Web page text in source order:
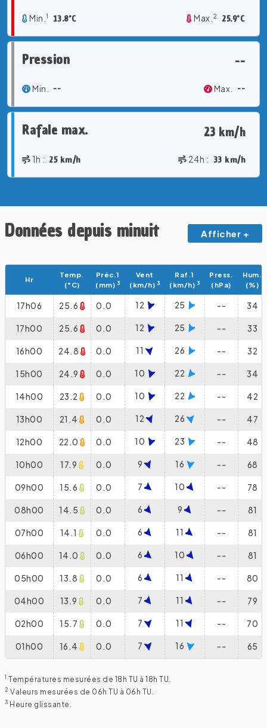
Min. 1 13.8°C Max. 2 25.9°C
Pression --
Min. -- Max. --
Rafale max. 23 km/h
1h : 25 km/h 24h : 33 km/h
Données depuis minuit Afficher +
Hr
Temp.
(°C)
Préc.1
(mm) 3
Vent
(km/h) 3
Raf.1
(km/h) 3
Press.
(hPa)
Hum.
(%)
17h06 25.6 0.0 12 25 -- 34
17h00 25.6 0.0 12 25 -- 33
16h00 24.8 0.0 11 26 -- 32
15h00 24.9 0.0 10 22 -- 34
14h00 23.2 0.0 10 22 -- 42
13h00 21.4 0.0 12 26 -- 47
12h00 22.0 0.0 10 23 -- 48
10h00 17.9 0.0 9 16 -- 68
09h00 15.6 0.0 7 10 -- 78
08h00 14.5 0.0 6 9 -- 81
07h00 14.1 0.0 6 11 -- 81
06h00 14.0 0.0 6 10 -- 81
05h00 13.8 0.0 6 11 -- 80
04h00 13.9 0.0 7 11 -- 79
02h00 15.7 0.0 7 11 -- 70
01h00 16.4 0.0 7 16 -- 65
1 Températures mesurées de 18h TU à 18h TU.
2 Valeurs mesurées de 06h TU à 06h TU.
3 Heure glissante.